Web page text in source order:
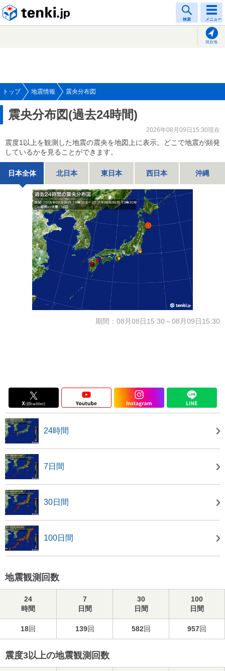
検索 メニュー
現在地
トップ 地震情報 震央分布図
震央分布図(過去24時間)
2026年08月09日15:30現在
震度1以上を観測した地震の震央を地図上に表示。どこで地震が頻発
しているかを見ることができます。
日本全体 北日本 東日本 西日本 沖縄
期間：08月08日15:30～08月09日15:30
24時間
7日間
30日間
100日間
地震観測回数
24
時間
7
日間
30
日間
100
日間
18回 139回 582回 957回
震度3以上の地震観測回数